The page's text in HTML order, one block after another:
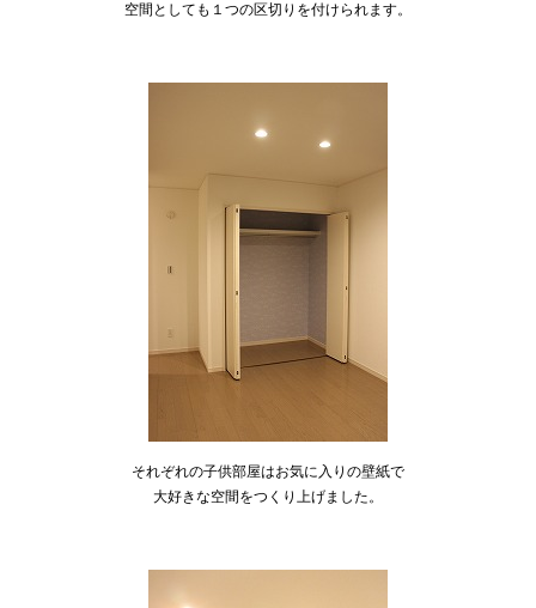
空間としても１つの区切りを付けられます。
それぞれの子供部屋はお気に入りの壁紙で
大好きな空間をつくり上げました。